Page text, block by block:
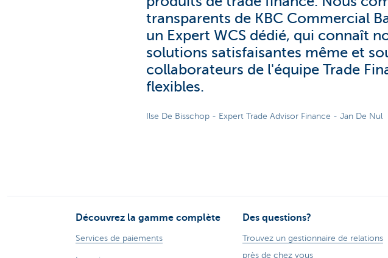
transparents de KBC Commercial
un Expert WCS dédié, qui connaît
solutions satisfaisantes même et
collaborateurs de l'équipe Trade
flexibles.
Ilse De Bisschop - Expert Trade Advisor Finance - Jan De Nul
Découvrez la gamme complète
Services de paiements
Des questions?
Trouvez un gestionnaire de relations
près de chez vous